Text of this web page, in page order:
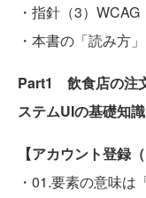
・指針（3）WCAG
・本書の「読み方」
Part1 飲食店の注
ステムUIの基礎知
【アカウント登録
・01.要素の意味は